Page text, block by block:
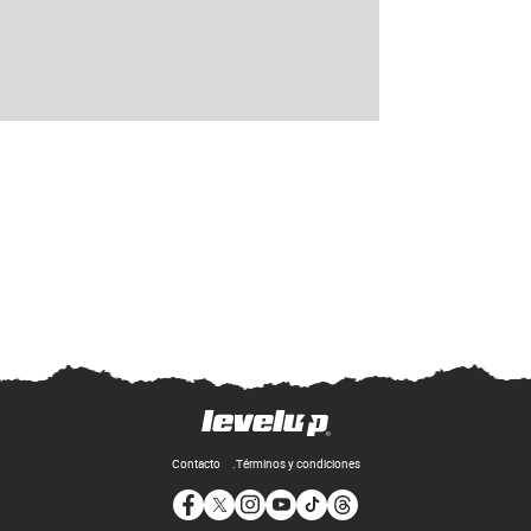
Contacto Términos y condiciones
Opens in new window
Opens in new window
Opens in new window
Opens in new window
Opens in new window
Opens in new window